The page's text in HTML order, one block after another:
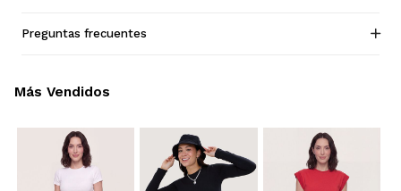
Preguntas frecuentes
Más Vendidos